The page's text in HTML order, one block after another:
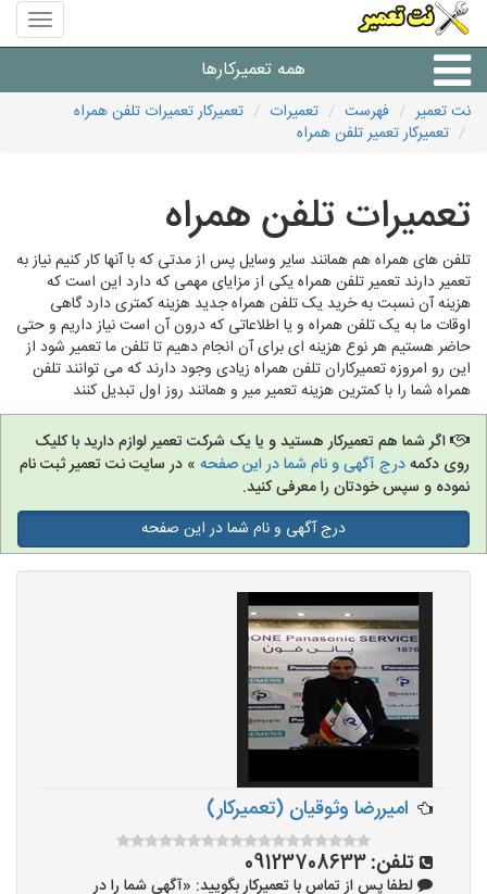
منوی
سایت
تعمیر
همه تعمیرکارها
شرکت های تعمیرات لوازم
نت تعمیر فهرست تعمیرات
تعمیرکار تعمیرات تلفن همراه
تعمیرکار تعمیر تلفن همراه
تعمیرات تلفن همراه
تلفن های همراه هم همانند سایر وسایل پس از مدتی که با آنها کار کنیم نیاز به
تعمیر دارند تعمیر تلفن همراه یکی از مزایای مهمی که دارد این است که
هزینه آن نسبت به خرید یک تلفن همراه جدید هزینه کمتری دارد گاهی
اوقات ما به یک تلفن همراه و یا اطلاعاتی که درون آن است نیاز داریم و حتی
حاضر هستیم هر نوع هزینه ای برای آن انجام دهیم تا تلفن ما تعمیر شود از
این رو امروزه تعمیرکاران تلفن همراه زیادی وجود دارند که می توانند تلفن
همراه شما را با کمترین هزینه تعمیر میر و همانند روز اول تبدیل کنند
اگر شما هم تعمیرکار هستید و یا یک شرکت تعمیر لوازم دارید با کلیک
روی دکمهدرج آگهی و نام شما در این صفحه » در سایت نت تعمیر ثبت نام
نموده و سپس خودتان را معرفی کنید.
درج آگهی و نام شما در این صفحه
امیررضا وثوقیان (تعمیرکار)
تلفن:09123708633
لطفا پس از تماس با تعمیرکار بگویید: «آگهی شما را در